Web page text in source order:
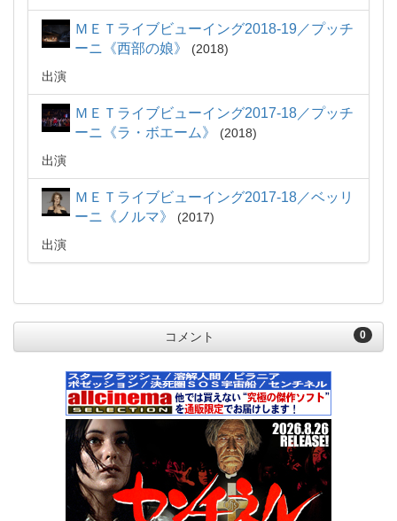
ＭＥＴライブビューイング2018-19／プッチ
ーニ《西部の娘》
2018
出演
ＭＥＴライブビューイング2017-18／プッチ
ーニ《ラ・ボエーム》
2018
出演
ＭＥＴライブビューイング2017-18／ベッリ
ーニ《ノルマ》
2017
出演
0
コメント